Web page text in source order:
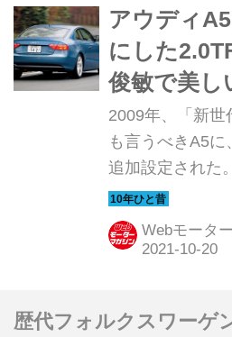
アウディ
にした
俊敏で美し
ーペだった
新車】
2009年、「新世
も言うべきA5
追加設定された
（当時）、待ち
ここでは上陸間
乗会の模様を振
Webモータ
歴代フォルクスワーゲ